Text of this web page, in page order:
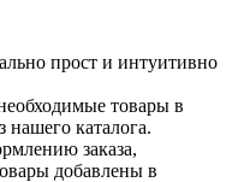
прост и интуитивно
товары в
каталога.
заказа,
добавлены в